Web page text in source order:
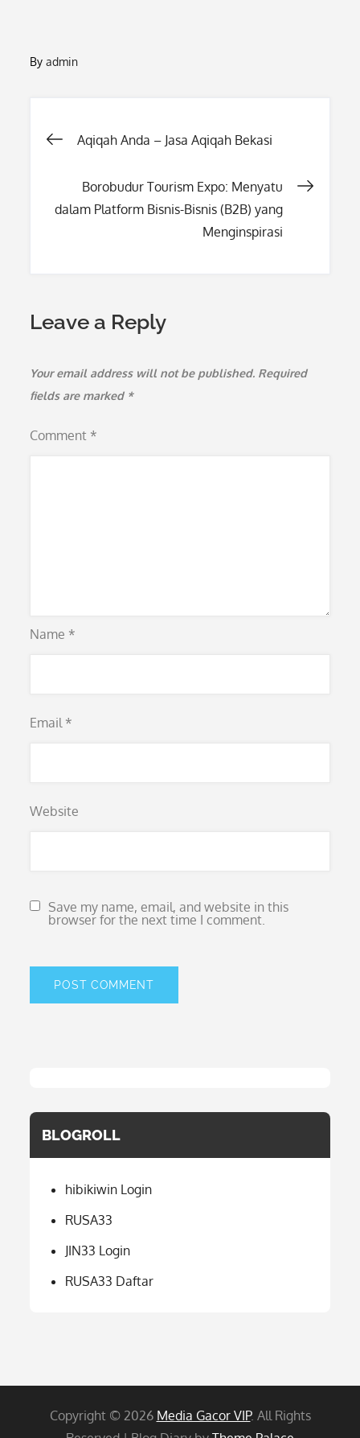
Byadmin
Post
navigation
Aqiqah Anda – Jasa Aqiqah Bekasi
Borobudur Tourism Expo: Menyatu
dalam Platform Bisnis-Bisnis (B2B) yang
Menginspirasi
Leave a Reply
Your email address will not be published. Required
fields are marked *
Comment *
Name *
Email *
Website
Save my name, email, and website in this
browser for the next time I comment.
BLOGROLL
hibikiwin Login
RUSA33
JIN33 Login
RUSA33 Daftar
Copyright © 2026 Media Gacor VIP. All Rights